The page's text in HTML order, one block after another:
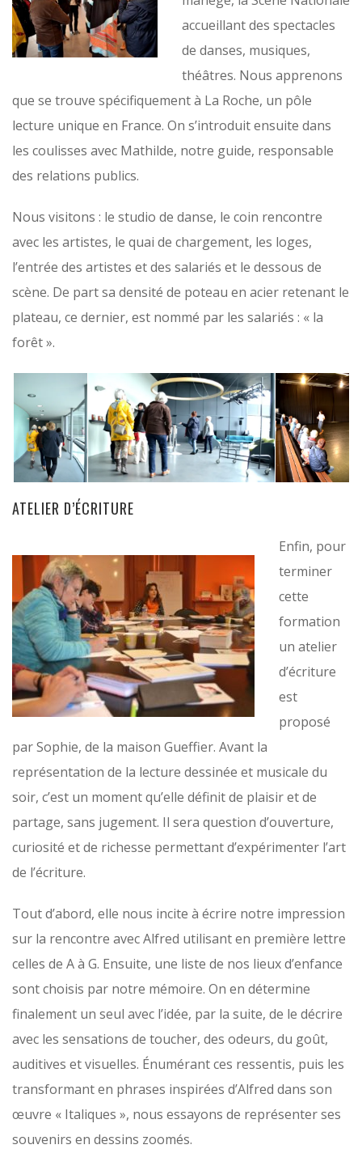
accueillant des spectacles
de danses, musiques,
théâtres. Nous apprenons
que se trouve spécifiquement à La Roche, un pôle
lecture unique en France. On s’introduit ensuite dans
les coulisses avec Mathilde, notre guide, responsable
des relations publics.
Nous visitons : le studio de danse, le coin rencontre
avec les artistes, le quai de chargement, les loges,
l’entrée des artistes et des salariés et le dessous de
scène. De part sa densité de poteau en acier retenant le
plateau, ce dernier, est nommé par les salariés : « la
forêt ».
ATELIER D’ÉCRITURE
Enfin, pour
terminer
cette
formation
un atelier
d’écriture
est
proposé
par Sophie, de la maison Gueffier. Avant la
représentation de la lecture dessinée et musicale du
soir, c’est un moment qu’elle définit de plaisir et de
partage, sans jugement. Il sera question d’ouverture,
curiosité et de richesse permettant d’expérimenter l’art
de l’écriture.
Tout d’abord, elle nous incite à écrire notre impression
sur la rencontre avec Alfred utilisant en première lettre
celles de A à G. Ensuite, une liste de nos lieux d’enfance
sont choisis par notre mémoire. On en détermine
finalement un seul avec l’idée, par la suite, de le décrire
avec les sensations de toucher, des odeurs, du goût,
auditives et visuelles. Énumérant ces ressentis, puis les
transformant en phrases inspirées d’Alfred dans son
œuvre « Italiques », nous essayons de représenter ses
souvenirs en dessins zoomés.